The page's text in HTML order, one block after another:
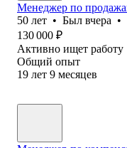
Менеджер по
50 лет • Был вчера •
130 000 ₽
Активно ищет работу
Общий опыт
19 лет 9 месяцев